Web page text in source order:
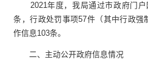
2021年度，我局通过市政府门户
条，行政处罚事项57件（其中行政强
作信息103条。
二、主动公开政府信息情况